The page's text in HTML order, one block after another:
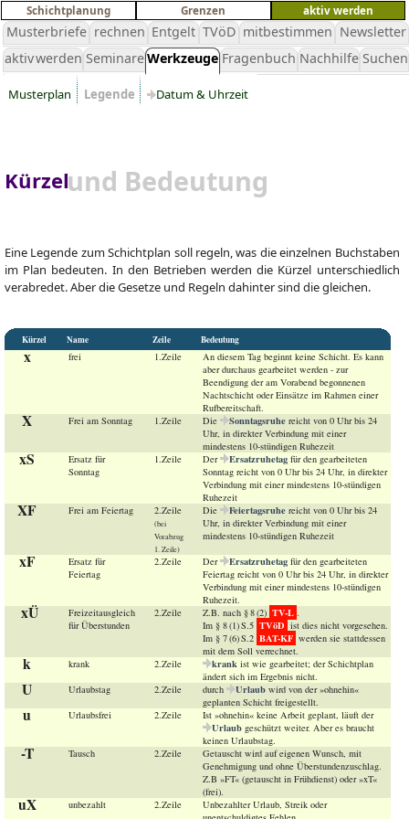
Schichtplanung Grenzen aktiv werden
Musterbriefe rechnen Entgelt TVöD mitbestimmen Newsletter
aktiv werden SeminareWerkzeuge Fragenbuch Nachhilfe Suchen
Musterplan Legende Datum & Uhrzeit
Kürzelund Bedeutung
Eine Legende zum Schichtplan soll regeln, was die einzelnen Buchstaben
im Plan bedeuten. In den Betrieben werden die Kürzel unterschiedlich
verabredet. Aber die Gesetze und Regeln dahinter sind die gleichen.
Kürzel Name Zeile Bedeutung
x frei 1.Zeile
An diesem Tag beginnt keine Schicht. Es kann
aber durchaus gearbeitet werden - zur
Beendigung der am Vorabend begonnenen
Nachtschicht oder Einsätze im Rahmen einer
Rufbereitschaft.
X Frei am Sonntag 1.Zeile Die Sonntagsruhereicht von 0 Uhr bis 24
Uhr, in direkter Verbindung mit einer
mindestens 10-stündigen Ruhezeit
xS
Ersatz für
Sonntag
1.Zeile Der Ersatzruhetagfür den gearbeiteten
Sonntag reicht von 0 Uhr bis 24 Uhr, in direkter
Verbindung mit einer mindestens 10-stündigen
Ruhezeit
XF Frei am Feiertag 2.Zeile
(bei
Vorabzug
1. Zeile)
Die Feiertagsruhereicht von 0 Uhr bis 24
Uhr, in direkter Verbindung mit einer
mindestens 10-stündigen Ruhezeit
xF
Ersatz für
Feiertag
2.Zeile Der Ersatzruhetagfür den gearbeiteten
Feiertag reicht von 0 Uhr bis 24 Uhr, in direkter
Verbindung mit einer mindestens 10-stündigen
Ruhezeit.
xÜ
Freizeitausgleich
für Überstunden
2.Zeile Z.B. nach § 8 (2) TV-L .
Im § 8 (1) S.5 TVöD ist dies nicht vorgesehen.
Im § 7 (6) S.2 BAT-KF werden sie stattdessen
mit dem Soll verrechnet.
k krank 2.Zeile krankist wie gearbeitet; der Schichtplan
ändert sich im Ergebnis nicht.
U Urlaubstag 2.Zeile durch Urlaubwird von der »ohnehin«
geplanten Schicht freigestellt.
u Urlaubsfrei 2.Zeile Ist »ohnehin« keine Arbeit geplant, läuft der
Urlaubgeschützt weiter. Aber es braucht
keinen Urlaubstag.
-T Tausch 2.Zeile
Getauscht wird auf eigenen Wunsch, mit
Genehmigung und ohne Überstundenzuschlag.
Z.B »FT« (getauscht in Frühdienst) oder »xT«
(frei).
uX unbezahlt 2.Zeile
Unbezahlter Urlaub, Streik oder